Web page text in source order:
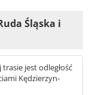
Śląska i
jest odległość
Kędzierzyn-